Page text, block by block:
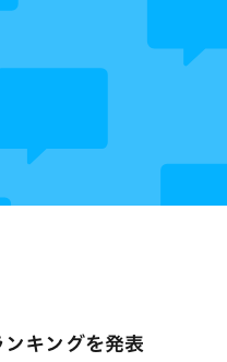
キングを発表